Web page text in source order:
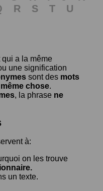
R S T
U
a la même
une signification
sont des mots
chose.
, la phrase ne
à:
on les trouve
un texte.